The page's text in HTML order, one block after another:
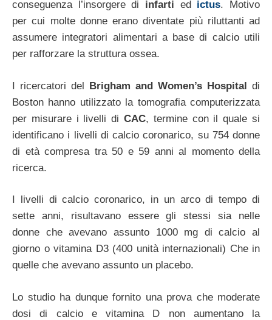
conseguenza l’insorgere di infarti ed ictus. Motivo
per cui molte donne erano diventate più riluttanti ad
assumere integratori alimentari a base di calcio utili
per rafforzare la struttura ossea.
I ricercatori del Brigham and Women’s Hospital di
Boston hanno utilizzato la tomografia computerizzata
per misurare i livelli di CAC, termine con il quale si
identificano i livelli di calcio coronarico, su 754 donne
di età compresa tra 50 e 59 anni al momento della
ricerca.
I livelli di calcio coronarico, in un arco di tempo di
sette anni, risultavano essere gli stessi sia nelle
donne che avevano assunto 1000 mg di calcio al
giorno o vitamina D3 (400 unità internazionali) Che in
quelle che avevano assunto un placebo.
Lo studio ha dunque fornito una prova che moderate
dosi di calcio e vitamina D non aumentano la